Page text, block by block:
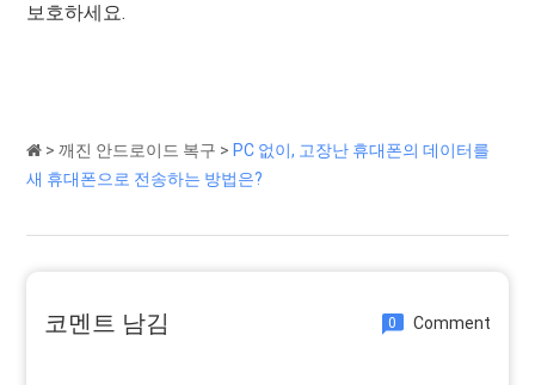
보호하세요.
>깨진 안드로이드 복구 > PC 없이, 고장난 휴대폰의 데이터를
새 휴대폰으로 전송하는 방법은?
코멘트 남김 0 Comment